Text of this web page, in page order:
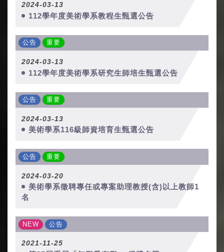
2024-03-13
112學年度美術學系教程生甄選公告
公告 重要
2024-03-13
112學年度美術學系研究生師培生甄選公告
公告 重要
2024-03-13
美術學系116級師資培育生甄選公告
公告 重要
2024-03-20
美術學系徵聘專任或專案助理教授(含)以上教師1
名
NEW 公告
2021-11-25